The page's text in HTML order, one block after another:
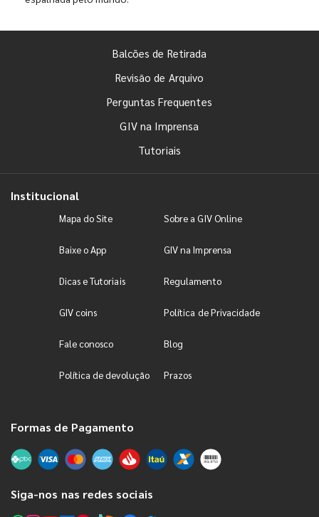
Balcões de Retirada
Revisão de Arquivo
Perguntas Frequentes
GIV na Imprensa
Tutoriais
Institucional
Mapa do Site Sobre a GIV Online
Baixe o App GIV na Imprensa
Dicas e Tutoriais Regulamento
GIV coins Política de Privacidade
Fale conosco Blog
Política de devolução Prazos
Formas de Pagamento
Siga-nos nas redes sociais